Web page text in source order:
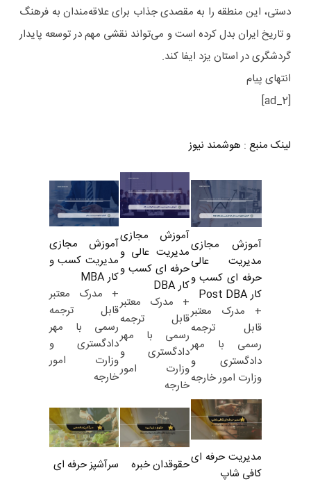
دستی، این منطقه را به مقصدی جذاب برای علاقه‌مندان به فرهنگ
و تاریخ ایران بدل کرده است و می‌تواند نقشی مهم در توسعه پایدار
گردشگری در استان یزد ایفا کند.
انتهای پیام
[ad_2]
لینک منبع : هوشمند نیوز
آموزش مجازی
مدیریت عالی
حرفه ای کسب و
کار Post DBA
+ مدرک معتبر
قابل ترجمه
رسمی با مهر
دادگستری و
وزارت امور خارجه
آموزش مجازی
مدیریت عالی و
حرفه ای کسب و
کار DBA
+ مدرک معتبر
قابل ترجمه
رسمی با مهر
دادگستری و
وزارت امور
خارجه
آموزش مجازی
مدیریت کسب و
کار MBA
+ مدرک معتبر
قابل ترجمه
رسمی با مهر
دادگستری و
وزارت امور
خارجه
مدیریت حرفه ای
کافی شاپ
حقوقدان خبره سرآشپز حرفه ای